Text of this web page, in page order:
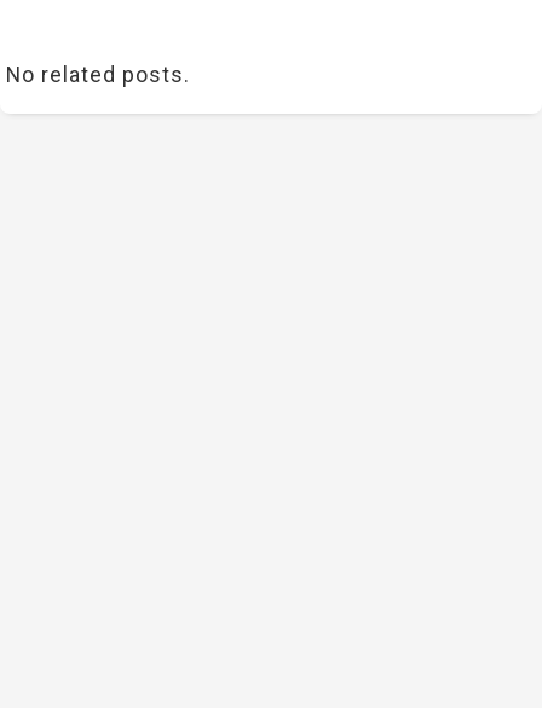
No related posts.